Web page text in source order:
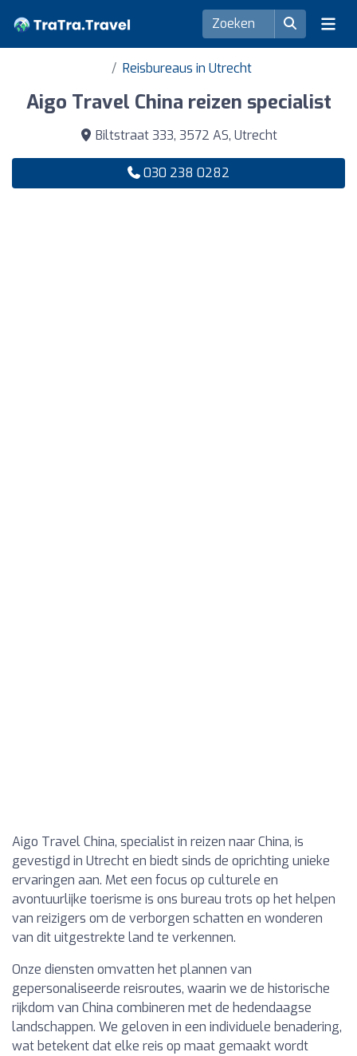
Reisbureaus in Utrecht
Aigo Travel China reizen specialist
Biltstraat 333, 3572 AS, Utrecht
030 238 0282
Aigo Travel China, specialist in reizen naar China, is
gevestigd in Utrecht en biedt sinds de oprichting unieke
ervaringen aan. Met een focus op culturele en
avontuurlijke toerisme is ons bureau trots op het helpen
van reizigers om de verborgen schatten en wonderen
van dit uitgestrekte land te verkennen.
Onze diensten omvatten het plannen van
gepersonaliseerde reisroutes, waarin we de historische
rijkdom van China combineren met de hedendaagse
landschappen. We geloven in een individuele benadering,
wat betekent dat elke reis op maat gemaakt wordt